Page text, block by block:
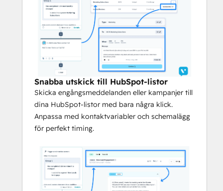
Skicka automatiskt meddelanden till nya
leads när de flödar in i HubSpot, så att
varje kontakt får snabb och
varumärkesanpassad kommunikation
utan extra manuellt arbete.
Synkronisera kontaktattribut
Skicka kontaktattribut från HubSpot till
Voxie, eller vice versa, för rikare profiler
och bättre personalisering.
som är byggd för franchise.
Se till att varje plats är på meddelandet
och att varje meddelande är på
Snabba utskick till HubSpot-listor
Skicka engångsmeddelanden eller kampanjer till
dina HubSpot-listor med bara några klick.
Anpassa med kontaktvariabler och schemalägg
för perfekt timing.